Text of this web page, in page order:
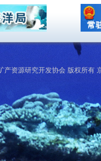
产资源研究开发协会 版权所有